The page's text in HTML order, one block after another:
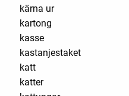
kärna ur
kartong
kasse
kastanjestaket
katt
katter